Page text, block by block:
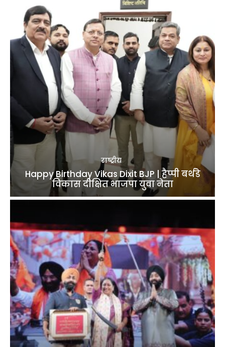
राष्ट्रीय
Happy Birthday Vikas Dixit BJP | हैप्पी बर्थडे
विकास दीक्षित भाजपा युवा नेता